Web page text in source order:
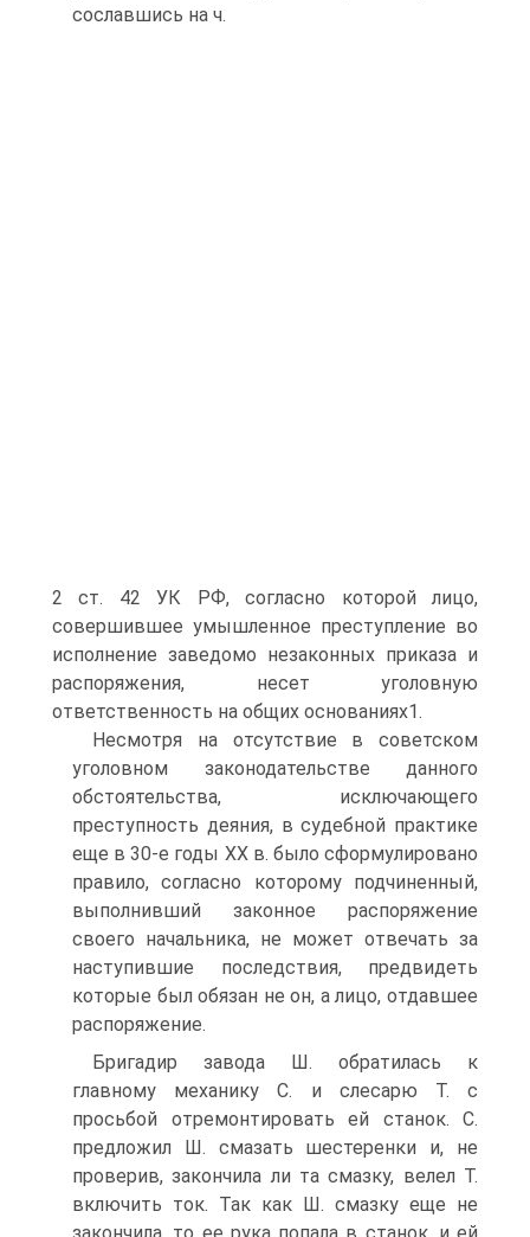
сославшись на ч.
2 ст. 42 УК РФ, согласно которой лицо,
совершившее умышленное преступление во
исполнение заведомо незаконных приказа и
распоряжения, несет уголовную
ответственность на общих основаниях1.
Несмотря на отсутствие в советском
уголовном законодательстве данного
обстоятельства, исключающего
преступность деяния, в судебной практике
еще в 30-е годы XX в. было сформулировано
правило, согласно которому подчиненный,
выполнивший законное распоряжение
своего начальника, не может отвечать за
наступившие последствия, предвидеть
которые был обязан не он, а лицо, отдавшее
распоряжение.
Бригадир завода Ш. обратилась к
главному механику С. и слесарю Т. с
просьбой отремонтировать ей станок. С.
предложил Ш. смазать шестеренки и, не
проверив, закончила ли та смазку, велел Т.
включить ток. Так как Ш. смазку еще не